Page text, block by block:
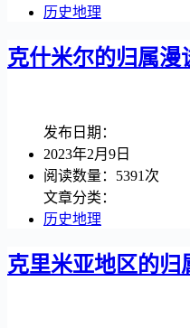
历史地理
克什米尔的归属漫
发布日期：
2023年2月9日
阅读数量：5391次
文章分类：
历史地理
克里米亚地区的归